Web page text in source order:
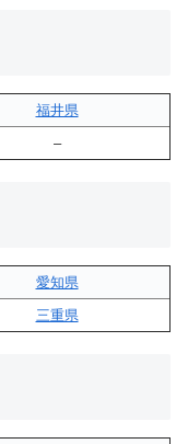
福井県
–
愛知県
三重県